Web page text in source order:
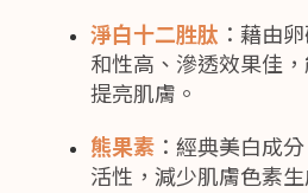
淨白十二胜肽 ：藉由
和性高、滲透效果佳
提亮肌膚。
熊果素 ：經典美白成
活性，減少肌膚色素生